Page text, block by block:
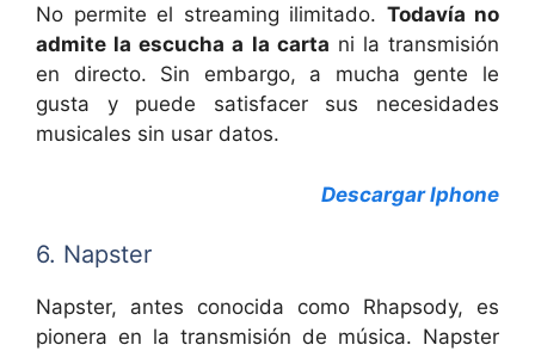
No permite el streaming ilimitado. Todavía no
admite la escucha a la carta ni la transmisión
en directo. Sin embargo, a mucha gente le
gusta y puede satisfacer sus necesidades
musicales sin usar datos.
Descargar Iphone
6. Napster
Napster, antes conocida como Rhapsody, es
pionera en la transmisión de música. Napster